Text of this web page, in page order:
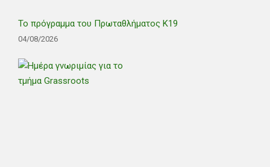
Το πρόγραμμα του Πρωταθλήματος Κ19
04/08/2026